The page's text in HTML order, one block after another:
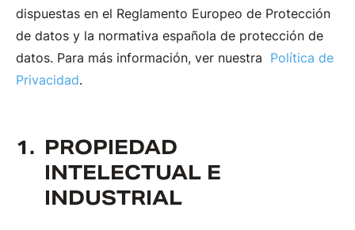
dispuestas en el Reglamento Europeo de Protección
de datos y la normativa española de protección de
datos. Para más información, ver nuestra Política de
Privacidad.
PROPIEDAD
INTELECTUAL E
INDUSTRIAL